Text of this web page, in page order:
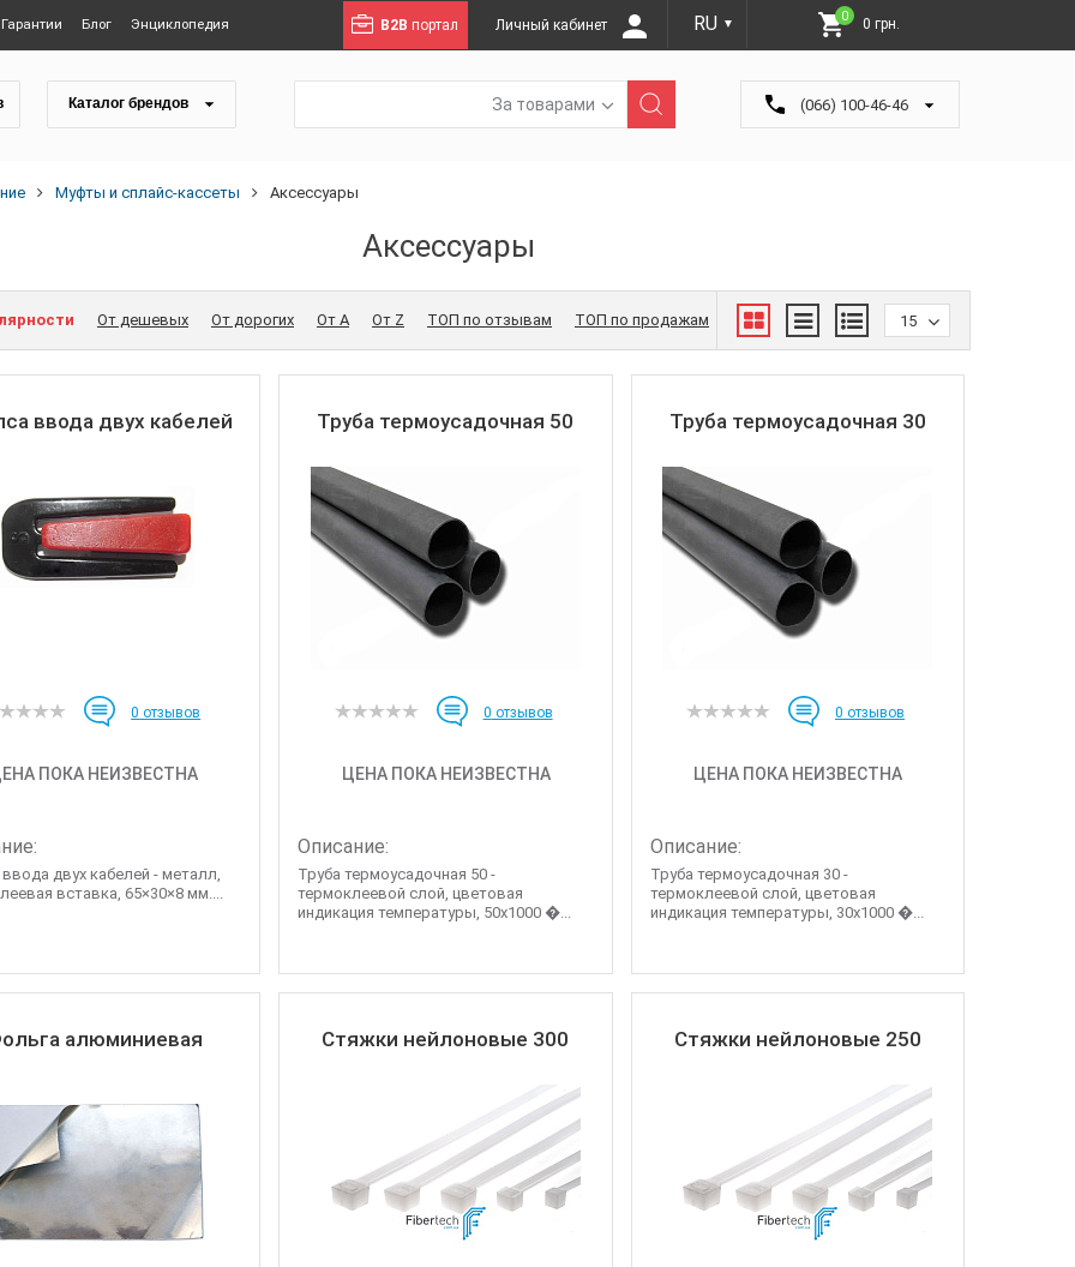
Гарантии Блог Энциклопедия B2B портал Личный кабинет RU ▼
0 0 грн.
Каталог брендов За товарами (066) 100-46-46
Муфты и сплайс-кассеты Аксессуары
Аксессуары
От дешевых От дорогих От A От Z ТОП по отзывам ТОП по продажам 15
ввода двух кабелей
0 отзывов
ПОКА НЕИЗВЕСТНА
двух кабелей - металл,
вставка, 65×30×8 мм....
Труба термоусадочная 50
0 отзывов
ЦЕНА ПОКА НЕИЗВЕСТНА
Описание:
Труба термоусадочная 50 -
термоклеевой слой, цветовая
индикация температуры, 50х1000 �...
Труба термоусадочная 30
0 отзывов
ЦЕНА ПОКА НЕИЗВЕСТНА
Описание:
Труба термоусадочная 30 -
термоклеевой слой, цветовая
индикация температуры, 30х1000 �...
алюминиевая Стяжки нейлоновые 300 Стяжки нейлоновые 250